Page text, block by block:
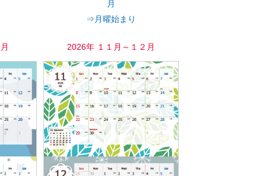
月
⇒月曜始まり
2026年 １１月～１２月